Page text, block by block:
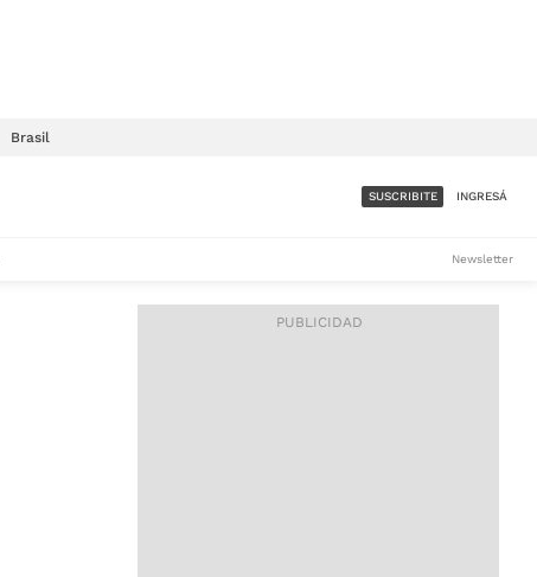
Brasil
ACCESO FULL - $1.800/MES
SUSCRIBITE INGRESÁ
Newsletter